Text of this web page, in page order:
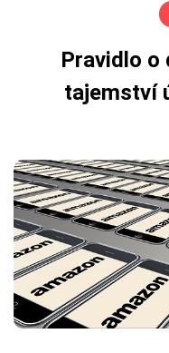
Pravidlo o
tajemství